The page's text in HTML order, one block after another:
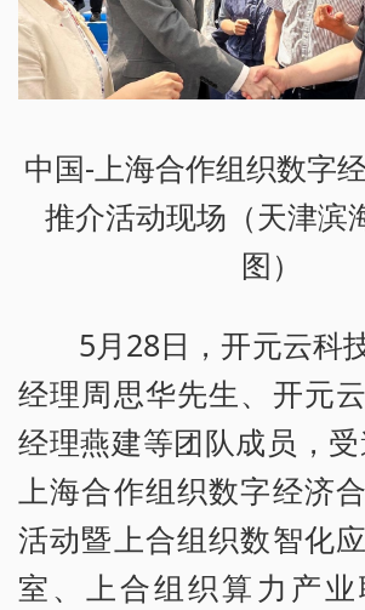
中国-上海合作组织数字
推介活动现场（天津滨
图）
5月28日，开元云科
经理周思华先生、开元
经理燕建等团队成员，
上海合作组织数字经济
活动暨上合组织数智化
室、上合组织算力产